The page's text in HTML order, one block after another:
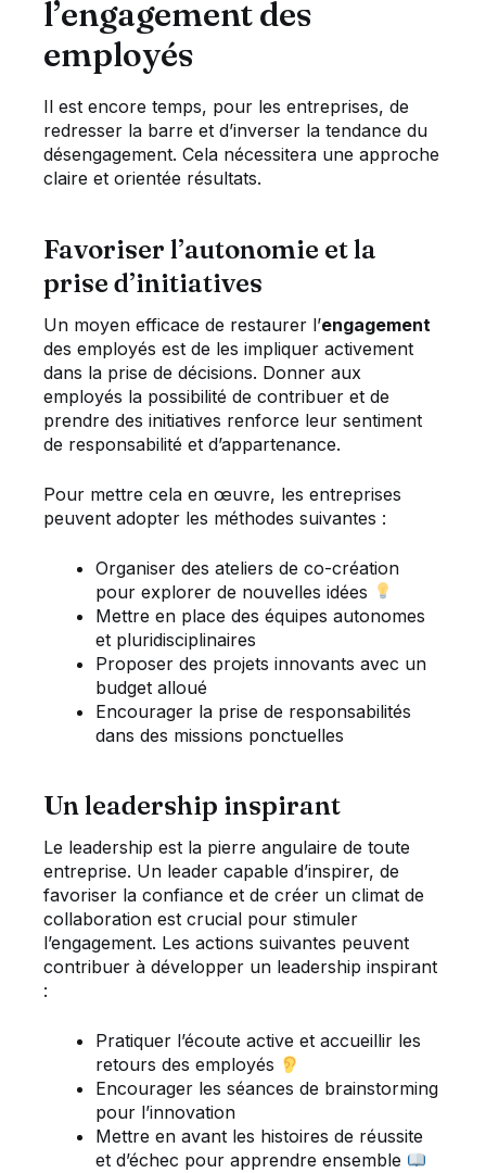
l’engagement des
employés
Il est encore temps, pour les entreprises, de
redresser la barre et d’inverser la tendance du
désengagement. Cela nécessitera une approche
claire et orientée résultats.
Favoriser l’autonomie et la
prise d’initiatives
Un moyen efficace de restaurer l’engagement
des employés est de les impliquer activement
dans la prise de décisions. Donner aux
employés la possibilité de contribuer et de
prendre des initiatives renforce leur sentiment
de responsabilité et d’appartenance.
Pour mettre cela en œuvre, les entreprises
peuvent adopter les méthodes suivantes :
Organiser des ateliers de co-création
pour explorer de nouvelles idées
Mettre en place des équipes autonomes
et pluridisciplinaires
Proposer des projets innovants avec un
budget alloué
Encourager la prise de responsabilités
dans des missions ponctuelles
Un leadership inspirant
Le leadership est la pierre angulaire de toute
entreprise. Un leader capable d’inspirer, de
favoriser la confiance et de créer un climat de
collaboration est crucial pour stimuler
l’engagement. Les actions suivantes peuvent
contribuer à développer un leadership inspirant
:
Pratiquer l’écoute active et accueillir les
retours des employés
Encourager les séances de brainstorming
pour l’innovation
Mettre en avant les histoires de réussite
et d’échec pour apprendre ensemble